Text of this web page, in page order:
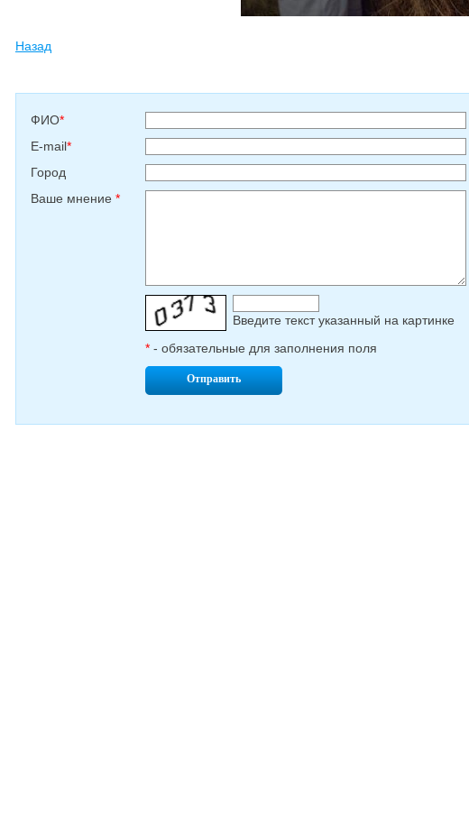
Назад
ФИО*
E-mail*
Город
Ваше мнение *
Введите текcт указанный на картинке
* - обязательные для заполнения поля
Отправить